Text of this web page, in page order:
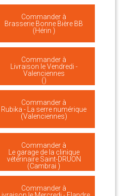
Commander à
Brasserie Bonne Bière BB
(Hérin )
Commander à
Livraison le Vendredi -
Valenciennes
()
Commander à
Rubika - La serre numérique
(Valenciennes)
Commander à
Le garage de la clinique
vétérinaire Saint-DRUON
(Cambrai )
Commander à